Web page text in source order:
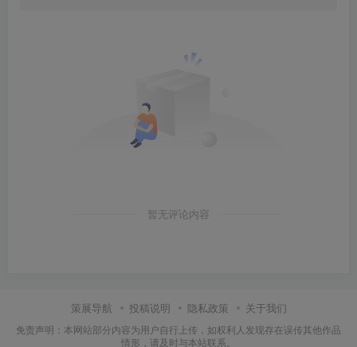
暂无评论内容
策展导航 投稿说明 隐私政策 关于我们
免责声明：本网站部分内容为用户自行上传，如权利人发现存在误传其他作品
情形，请及时与本站联系。